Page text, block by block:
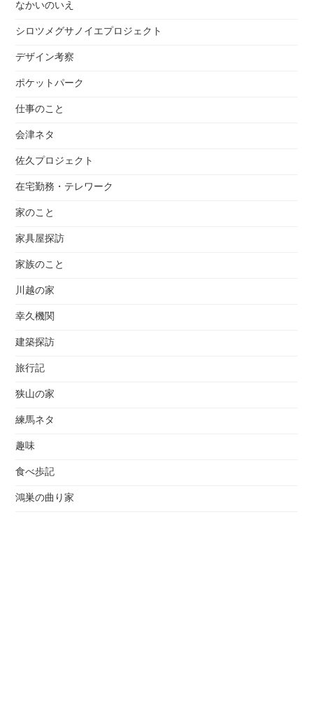
なかいのいえ
シロツメグサノイエプロジェクト
デザイン考察
ポケットパーク
仕事のこと
会津ネタ
佐久プロジェクト
在宅勤務・テレワーク
家のこと
家具屋探訪
家族のこと
川越の家
幸久機関
建築探訪
旅行記
狭山の家
練馬ネタ
趣味
食べ歩記
鴻巣の曲り家